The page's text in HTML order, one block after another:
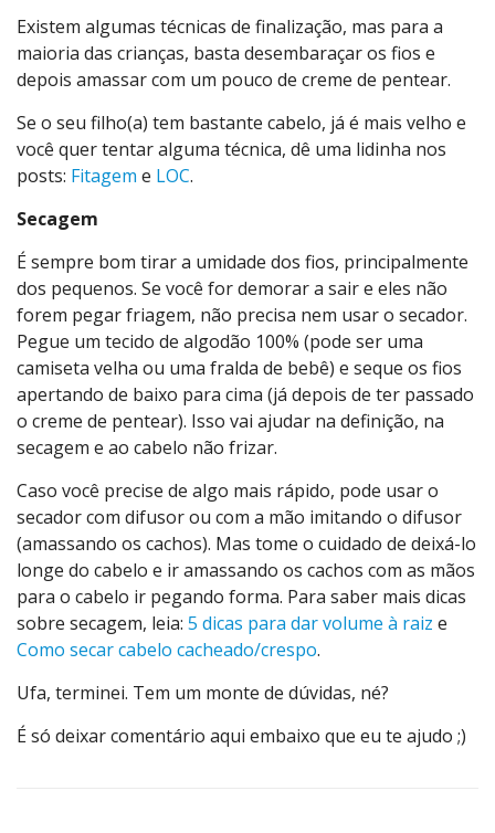
Existem algumas técnicas de finalização, mas para a
maioria das crianças, basta desembaraçar os fios e
depois amassar com um pouco de creme de pentear.
Se o seu filho(a) tem bastante cabelo, já é mais velho e
você quer tentar alguma técnica, dê uma lidinha nos
posts: Fitagem e LOC.
Secagem
É sempre bom tirar a umidade dos fios, principalmente
dos pequenos. Se você for demorar a sair e eles não
forem pegar friagem, não precisa nem usar o secador.
Pegue um tecido de algodão 100% (pode ser uma
camiseta velha ou uma fralda de bebê) e seque os fios
apertando de baixo para cima (já depois de ter passado
o creme de pentear). Isso vai ajudar na definição, na
secagem e ao cabelo não frizar.
Caso você precise de algo mais rápido, pode usar o
secador com difusor ou com a mão imitando o difusor
(amassando os cachos). Mas tome o cuidado de deixá-lo
longe do cabelo e ir amassando os cachos com as mãos
para o cabelo ir pegando forma. Para saber mais dicas
sobre secagem, leia: 5 dicas para dar volume à raiz e
Como secar cabelo cacheado/crespo.
Ufa, terminei. Tem um monte de dúvidas, né?
É só deixar comentário aqui embaixo que eu te ajudo ;)